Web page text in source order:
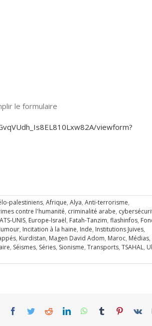
le formulaire
viewform?
palestiniens, Afrique, Alya, Anti-terrorisme,
contre l'humanité, criminalité arabe,
UNIS, Europe-Israël, Fatah-Tanzim, flashinfos,
, Incitation à la haine, Inde, Institutions Juives,
, Kurdistan, Magen David Adom, Maroc, Médias,
, Séismes, Séries, Sionisme, Transports, TSAHAL,
Facebook
TwitterRedditLinkedInWhatsApp
Tumblr Pinterest
Vk